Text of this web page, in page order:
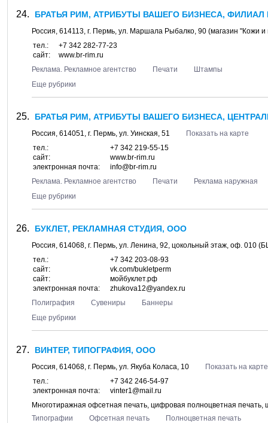
БРАТЬЯ РИМ, АТРИБУТЫ ВАШЕГО БИЗНЕСА,
Россия, 614113, г. Пермь, ул. Маршала Рыбалко, 90 (магазин "Кожи
тел.:
+7 342 282-77-23
сайт:
www.br-rim.ru
Реклама. Рекламное агентство
Печати
Штампы
Еще рубрики
БРАТЬЯ РИМ, АТРИБУТЫ ВАШЕГО БИЗНЕСА,
Россия, 614051, г. Пермь, ул. Уинская, 51
Показать на карте
тел.:
+7 342 219-55-15
сайт:
www.br-rim.ru
электронная почта:
info@br-rim.ru
Реклама. Рекламное агентство
Печати
Реклама наружная
Еще рубрики
БУКЛЕТ, РЕКЛАМНАЯ СТУДИЯ, ООО
Россия, 614068, г. Пермь, ул. Ленина, 92, цокольный этаж, оф. 010
тел.:
+7 342 203-08-93
сайт:
vk.com/bukletperm
сайт:
мойбуклет.рф
электронная почта:
zhukova12@yandex.ru
Полиграфия
Сувениры
Баннеры
Еще рубрики
ВИНТЕР, ТИПОГРАФИЯ, ООО
Россия, 614068, г. Пермь, ул. Якуба Коласа, 10
Показать на карте
тел.:
+7 342 246-54-97
электронная почта:
vinter1@mail.ru
Многотиражная офсетная печать, цифровая полноцветная
Типографии
Офсетная печать Полноцветная печать